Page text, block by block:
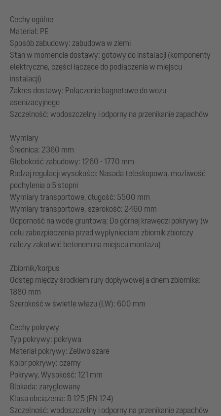
Cechy ogólne
Materiał: PE
Sposób zabudowy: zabudowa w ziemi
Stan w momencie dostawy: gotowy do instalacji (komponenty
elektryczne, części łączące do podłączenia w miejscu
instalacji)
Zakres dostawy: Połączenie bagnetowe do wozu
asenizacyjnego
Szczelność: wodoszczelny i odporny na przenikanie zapachów
Wymiary
Średnica: 2360 mm
Głębokość zabudowy: 1260 - 1770 mm
Rodzaj regulacji wysokości: Nasada teleskopowa, możliwość
pochylenia o 5 stopni
Wymiary transportowe, długość: 5500 mm
Wymiary transportowe, szerokość: 2460 mm
Odporność na wodę gruntową: Do górnej krawędzi pokrywy (w
celu zabezpieczenia przed wypłynięciem zbiornik zbiorczy
należy zakotwić betonem na miejscu montażu)
Zbiornik/korpus
Odstęp między środkiem rury dopływowej a dnem zbiornika:
1880 mm
Szerokość w świetle włazu (LW): 600 mm
Cechy pokrywy
Typ pokrywy: pokrywa
Materiał pokrywy: Żeliwo szare
Kolor pokrywy: czarny
Pokrywy, Wysokość: 121 mm
Blokada: zaryglowany
Klasa obciążenia: B 125 (EN 124)
Szczelność: wodoszczelny i odporny na przenikanie zapachów